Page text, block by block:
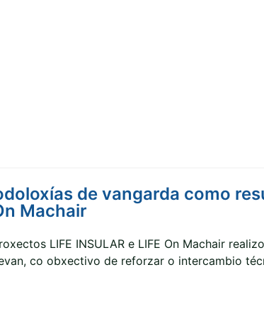
de vangarda como
Machair
LIFE INSULAR e LIFE On Machair
co obxectivo de reforzar o intercambio